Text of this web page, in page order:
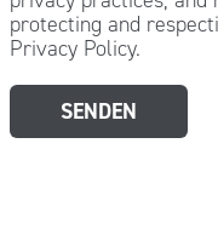
protecting and
Privacy Policy.